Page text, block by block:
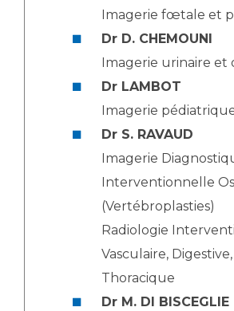
Imagerie fœtale et
Dr D. CHEMOUNI
Imagerie urinaire
Dr LAMBOT
Imagerie
Dr S. RAVAUD
Imagerie
Interventionnelle
(Vertébroplasties)
Radiologie
Vasculaire,
Thoracique
Dr M. DI BISCEGLIE